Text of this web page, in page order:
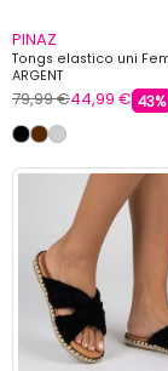
PINAZ
Tongs elastico uni
ARGENT
79,99 €44,99 € 43%